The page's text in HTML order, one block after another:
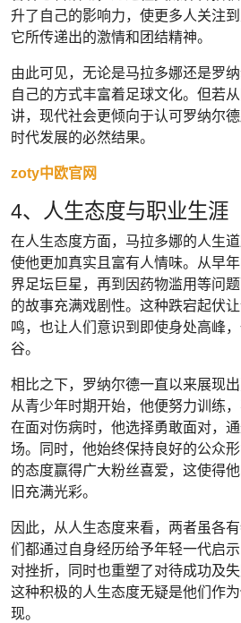
升了自己的影响力，使更多人关注
它所传递出的激情和团结精神。
由此可见，无论是马拉多娜还是罗
自己的方式丰富着足球文化。但若
讲，现代社会更倾向于认可罗纳尔
时代发展的必然结果。
zoty中欧官网
4、人生态度与职业生涯
在人生态度方面，马拉多娜的人生
使他更加真实且富有人情味。从早
界足坛巨星，再到因药物滥用等问
的故事充满戏剧性。这种跌宕起伏
鸣，也让人们意识到即使身处高峰
谷。
相比之下，罗纳尔德一直以来展现
从青少年时期开始，他便努力训练
在面对伤病时，他选择勇敢面对，
场。同时，他始终保持良好的公众
的态度赢得广大粉丝喜爱，这使得
旧充满光彩。
因此，从人生态度来看，两者虽各
们都通过自身经历给予年轻一代启
对挫折，同时也重塑了对待成功及
这种积极的人生态度无疑是他们作
现。